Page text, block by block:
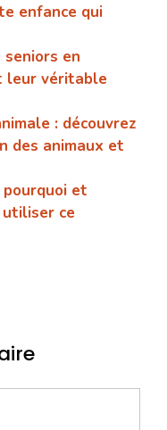
enfance qui
seniors en
leur véritable
: découvrez
des animaux et
et
ce